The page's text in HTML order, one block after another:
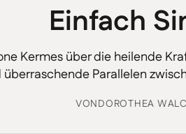
Einfach
Kermes über die heilende
überraschende Parallelen
VONDOROTHEA